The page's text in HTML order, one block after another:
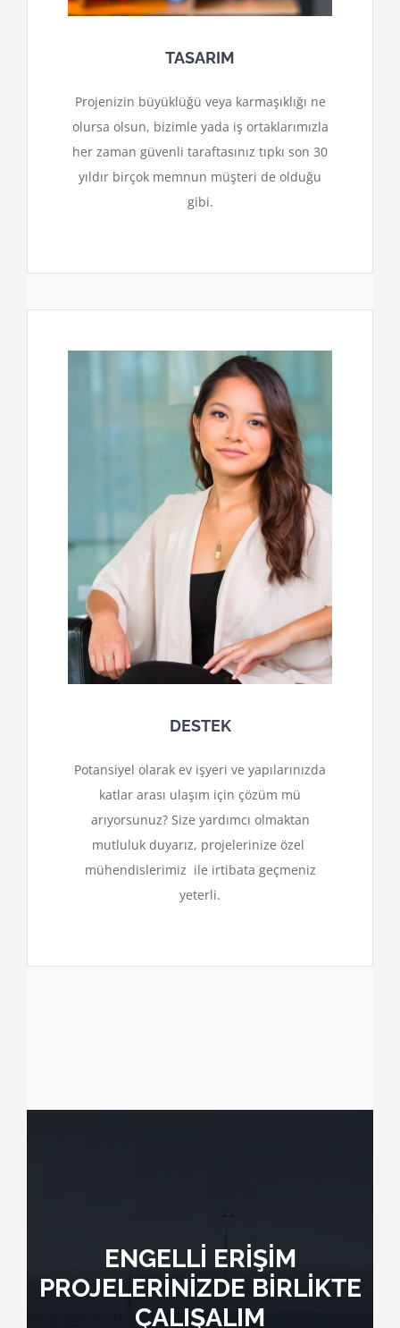
TASARIM
Projenizin büyüklüğü veya karmaşıklığı ne
olursa olsun, bizimle yada iş ortaklarımızla
her zaman güvenli taraftasınız tıpkı son 30
yıldır birçok memnun müşteri de olduğu
gibi.
DESTEK
Potansiyel olarak ev işyeri ve yapılarınızda
katlar arası ulaşım için çözüm mü
arıyorsunuz? Size yardımcı olmaktan
mutluluk duyarız, projelerinize özel
mühendislerimiz ile irtibata geçmeniz
yeterli.
ENGELLİ ERİŞİM
PROJELERİNİZDE BİRLİKTE
ÇALIŞALIM